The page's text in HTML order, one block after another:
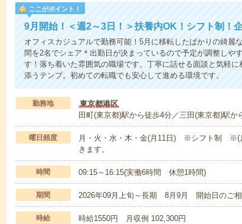
ここがポイント！
9月開始！＜週2～3日！＞扶養内OK！シフト制！
オフィスカジュアルで勤務可能！5月に移転したばかりの綺麗
間を2名でシェア＊出勤日が決まっているので予定が調整しや
す！落ち着いた雰囲気の職場です。丁寧に話せる面談と気軽
添うテンプ。初めての転職でも安心して進める環境です。
勤務地
東京都港区
田町(東京都)駅から徒歩4分／三田(東京都)駅か
曜日頻度
月・火・水・木・金(月11日) ※シフト制 ※(
きます。
時間 09:15～16:15(実働6時間 休憩1時間)
期間 2026年09月上旬～長期 8月9月 開始日のご
時給 時給1550円 月収例 102,300円